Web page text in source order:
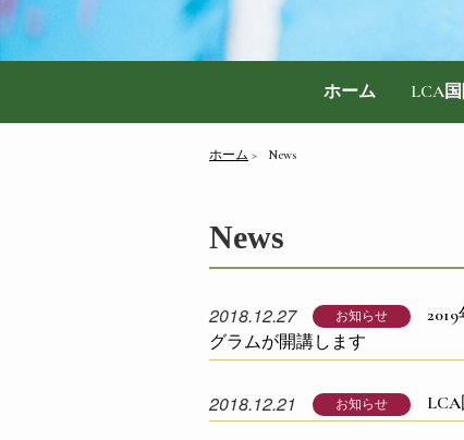
ホーム LCA
ホーム News
News
2018.12.27 お知らせ
グラムが開講します
2018.12.21 お知らせ